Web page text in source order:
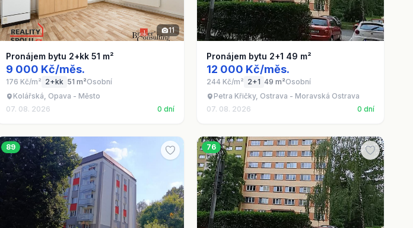
11
Pronájem bytu 2+kk 51 m²
9 000 Kč/měs.
176 Kč/m² 2+kk 51 m²Osobní
Kolářská, Opava - Město
07. 08. 2026
0 dní
Pronájem bytu 2+1 49 m²
12 000 Kč/měs.
244 Kč/m² 2+1 49 m²Osobní
Petra Křičky, Ostrava - Moravská Ostrava
07. 08. 2026
0 dní
89 76